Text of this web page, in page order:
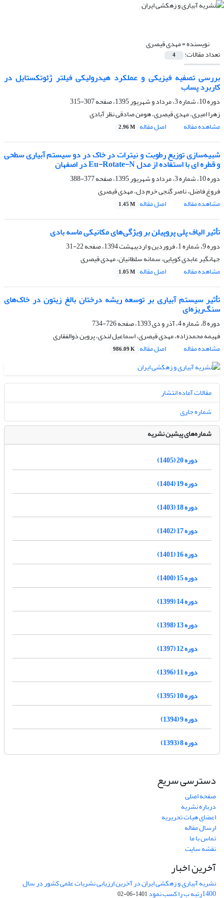
نویسنده =مهدی قیصری
تعداد مقالات: 4
بررسی تصفیه فیزیکی و عملکرد هیدرولیکی فیلتر ژئوتکستایل در
کاربرد پساب
دوره 10، شماره 3، مرداد و شهریور 1395، صفحه
307-315
زهرا امیری، مهدی قیصری، هومن صادقی نظر آبادی
مشاهده مقاله
اصل مقاله 2.96 M
شبیه‌سازی توزیع رطوبت و نیترات در خاک در دو سیستم آبیاری سطحی
و قطره ای با استفاده از مدل Eu-Rotate-N در اصفهان
دوره 10، شماره 3، مرداد و شهریور 1395، صفحه
377-388
فروغ فاضل، ناصر گنجی خرم دل، مهدی قیصری
مشاهده مقاله
اصل مقاله 1.45 M
تأثیر الیاف پلی پروپیلن بر ویژگی‌های مکانیکی ماسه بادی
دوره 9، شماره 1، فروردین و اردیبهشت 1394، صفحه
22-31
جهانگیر عابدی کوپایی، سمانه سلطانیان، مهدی قیصری
مشاهده مقاله
اصل مقاله 1.05 M
تأثیر سیستم آبیاری بر توسعه ریشه درختان بالغ زیتون در خاک‌های
سنگ‌ریزه‌ای
دوره 8، شماره 4، آذر و دی 1393، صفحه
726-734
فهیمه محمدزاده، مهدی قیصری، اسماعیل لندی، پروین ذوالفقاری
مشاهده مقاله
اصل مقاله 986.09 K
مقالات آماده انتشار
شماره جاری
شماره‌های پیشین نشریه
دوره 20 (1405)
دوره 19 (1404)
دوره 18 (1403)
دوره 17 (1402)
دوره 16 (1401)
دوره 15 (1400)
دوره 14 (1399)
دوره 13 (1398)
دوره 12 (1397)
دوره 11 (1396)
دوره 10 (1395)
دوره 9 (1394)
دوره 8 (1393)
دسترسی سریع
صفحه اصلی
درباره نشریه
اعضای هیات تحریریه
ارسال مقاله
تماس با ما
نقشه سایت
آخرین اخبار
نشریه آبیاری و زهکشی ایران در آخرین ارزیابی نشریات علمی کشور در سال
1400رتبه ب را کسب نمود 1401-06-02